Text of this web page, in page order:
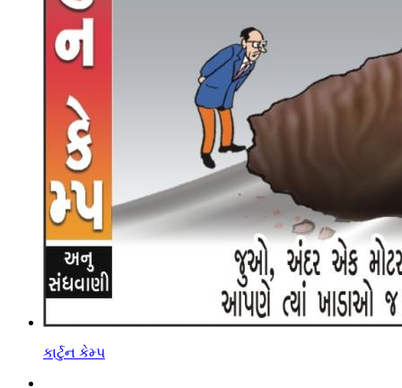
કાર્ટુન કેમ્પ